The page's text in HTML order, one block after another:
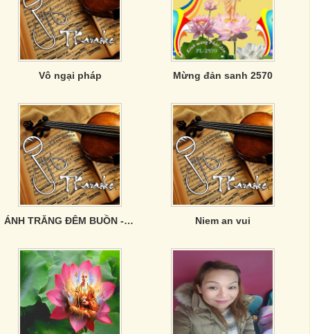
Vô ngại pháp Mừng đản sanh 2570
ÁNH TRĂNG ĐÊM BUỒN - PHẠM ANH CƯỜNG Niem an vui